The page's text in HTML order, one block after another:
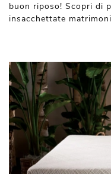
buon riposo! Scopri di
insacchettate